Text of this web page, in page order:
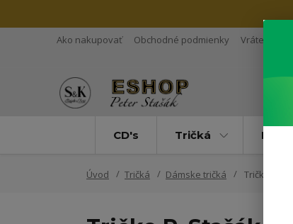
Ako nakupovať Obchodné podmienky Vrátenie
CD's Tričká Mikiny
Úvod Tričká Dámske tričká Tričko P.